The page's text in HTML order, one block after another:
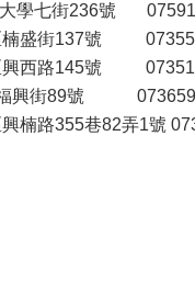
學七街236號
盛街137號
西路145號
興街89號
楠路355巷82弄1號